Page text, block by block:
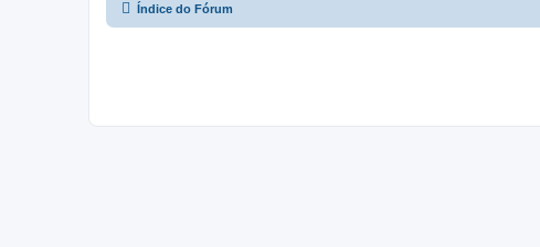
Índice do Fórum